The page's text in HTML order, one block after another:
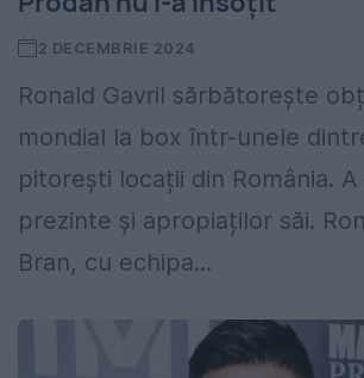
2 DECEMBRIE 2024
Ronald Gavril sărbătorește
mondial la box într-unele
pitorești locații din România. A
prezinte și apropiaților săi.
Bran, cu echipa...